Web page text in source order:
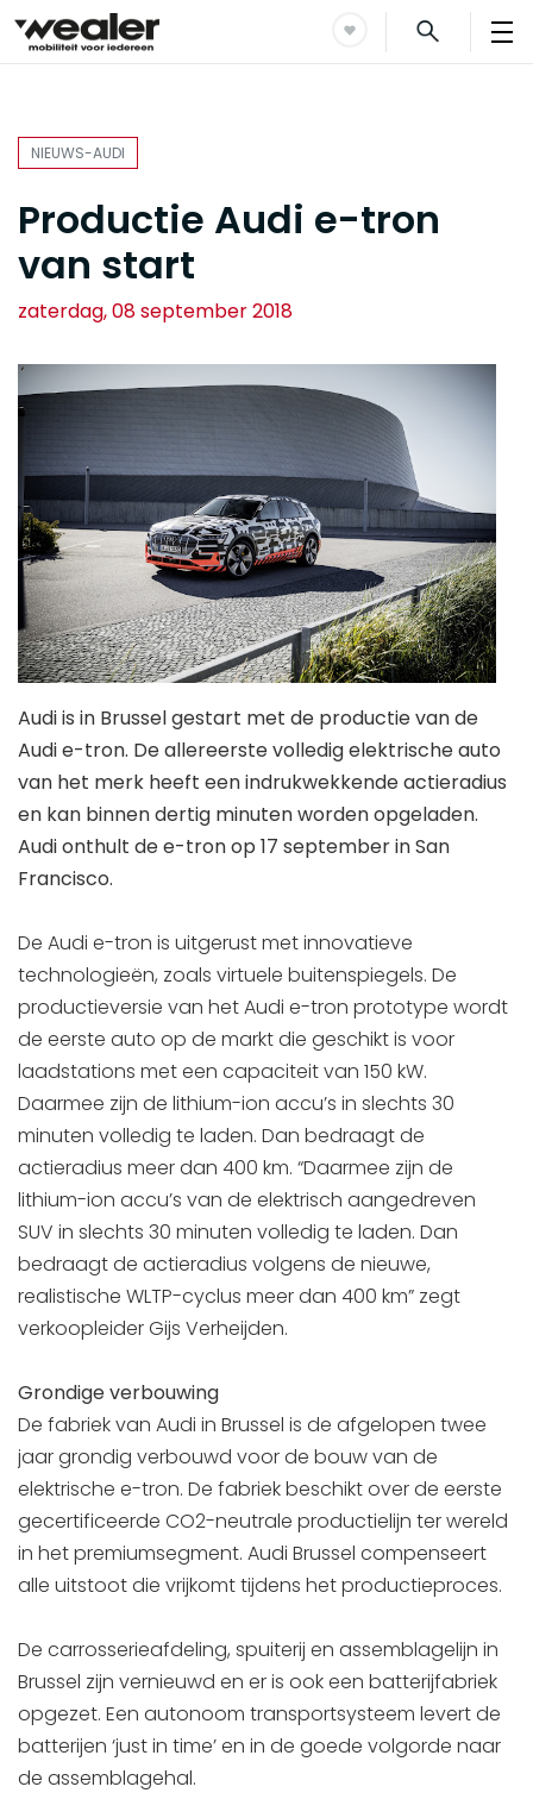
NIEUWS-AUDI
Productie Audi e-tron
van start
zaterdag, 08 september 2018
Audi is in Brussel gestart met de productie van de
Audi e-tron. De allereerste volledig elektrische auto
van het merk heeft een indrukwekkende actieradius
en kan binnen dertig minuten worden opgeladen.
Audi onthult de e-tron op 17 september in San
Francisco.
De Audi e-tron is uitgerust met innovatieve
technologieën, zoals virtuele buitenspiegels. De
productieversie van het Audi e-tron prototype wordt
de eerste auto op de markt die geschikt is voor
laadstations met een capaciteit van 150 kW.
Daarmee zijn de lithium-ion accu’s in slechts 30
minuten volledig te laden. Dan bedraagt de
actieradius meer dan 400 km. “Daarmee zijn de
lithium-ion accu’s van de elektrisch aangedreven
SUV in slechts 30 minuten volledig te laden. Dan
bedraagt de actieradius volgens de nieuwe,
realistische WLTP-cyclus meer dan 400 km” zegt
verkoopleider Gijs Verheijden.
Grondige verbouwing
De fabriek van Audi in Brussel is de afgelopen twee
jaar grondig verbouwd voor de bouw van de
elektrische e-tron. De fabriek beschikt over de eerste
gecertificeerde CO2-neutrale productielijn ter wereld
in het premiumsegment. Audi Brussel compenseert
alle uitstoot die vrijkomt tijdens het productieproces.
De carrosserieafdeling, spuiterij en assemblagelijn in
Brussel zijn vernieuwd en er is ook een batterijfabriek
opgezet. Een autonoom transportsysteem levert de
batterijen ‘just in time’ en in de goede volgorde naar
de assemblagehal.